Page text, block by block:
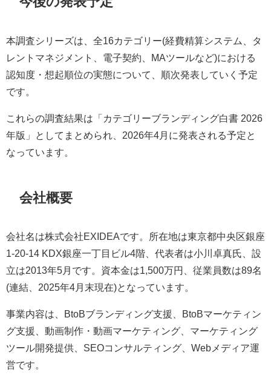
本調査シリーズは、全16カテゴリー(経費精算システム、タ
レントマネジメント、電子契約、MAツールなど)における
認知度・想起順位の実態について、順次発表していく予定
です。
これらの調査結果は「カテゴリーブランディング白書 2026
年版」としてまとめられ、2026年4月に発表される予定と
なっています。
会社概要
会社名は株式会社EXIDEAです。所在地は東京都中央区銀座
1-20-14 KDX銀座一丁目ビル4階、代表者は小川卓真氏、設
立は2013年5月です。資本金は1,500万円、従業員数は89名
(連結、2025年4月末現在)となっています。
事業内容は、BtoBブランディング支援、BtoBマーケティン
グ支援、動画制作・動画マーケティング、マーケティング
ツール開発提供、SEOコンサルティング、Webメディア運
営です。